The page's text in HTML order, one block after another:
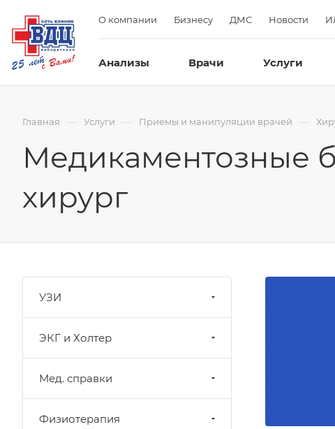
О компании Бизнесу ДМС Новости
Анализы Врачи Услуги
Главная — Услуги — Приемы и манипуляции врачей —
Медикаментозные
хирург
УЗИ
ЭКГ и Холтер
Мед. справки
Физиотерапия